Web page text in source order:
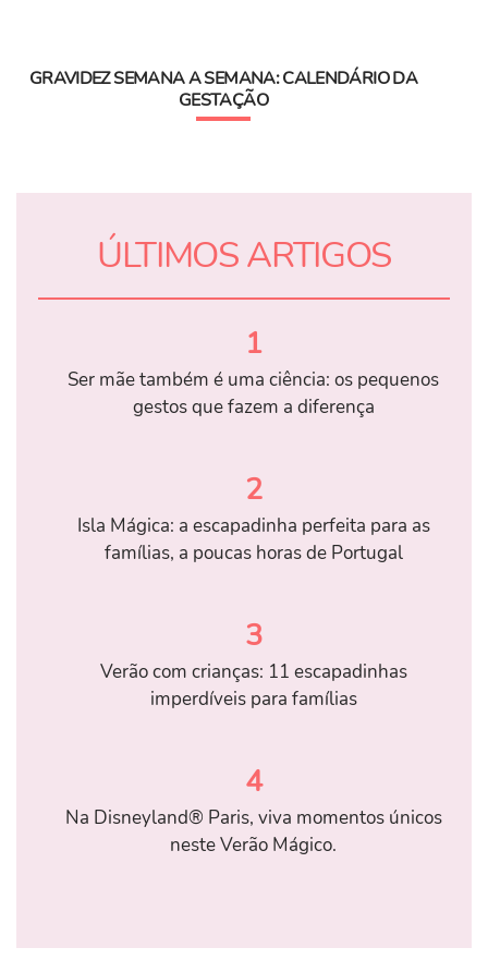
GRAVIDEZ SEMANA A SEMANA: CALENDÁRIO DA
GESTAÇÃO
ÚLTIMOS ARTIGOS
1
Ser mãe também é uma ciência: os pequenos
gestos que fazem a diferença
2
Isla Mágica: a escapadinha perfeita para as
famílias, a poucas horas de Portugal
3
Verão com crianças: 11 escapadinhas
imperdíveis para famílias
4
Na Disneyland® Paris, viva momentos únicos
neste Verão Mágico.